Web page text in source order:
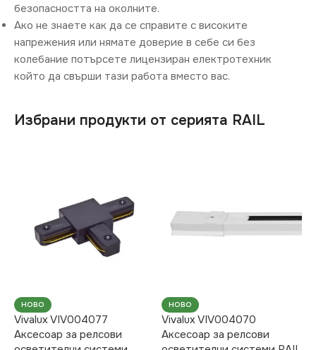
безопасността на околните.
Ако не знаете как да се справите с високите
напрежения или нямате доверие в себе си без
колебание потърсете лицензиран електротехник
който да свърши тази работа вместо вас.
Избрани продукти от серията RAIL
НОВО
Vivalux VIV004077
Аксесоар за релсови
НОВО
Vivalux VIV004070
Аксесоар за релсови